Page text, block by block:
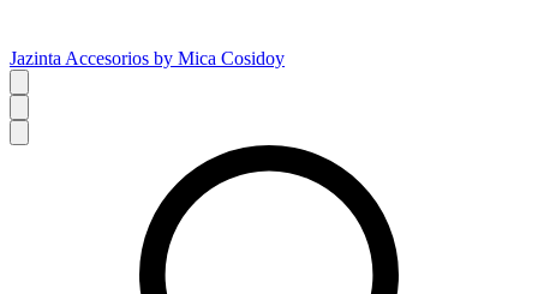
Jazinta Accesorios by Mica Cosidoy